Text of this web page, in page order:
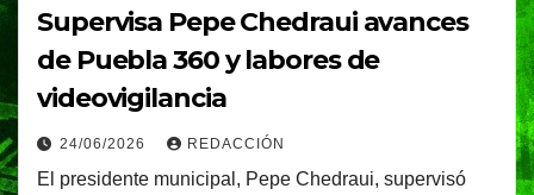
Supervisa Pepe Chedraui avances
de Puebla 360 y labores de
videovigilancia
24/06/2026 REDACCIÓN
El presidente municipal, Pepe Chedraui, supervisó